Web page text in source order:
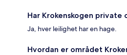
Har Krokenskogen private
Ja, hver leilighet har en hage.
Hvordan er området